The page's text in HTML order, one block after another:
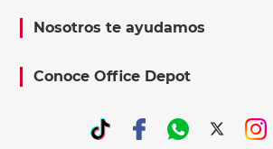
Nosotros te ayudamos
Conoce Office Depot